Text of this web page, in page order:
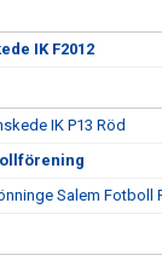
IK F2012
IK P13 Röd
Salem Fotboll